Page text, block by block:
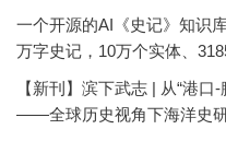
一个开源的AI《史记》知识
万字史记，10万个实体、
【新刊】滨下武志 | 从“港口
——全球历史视角下海洋史